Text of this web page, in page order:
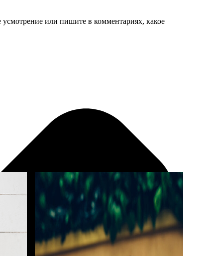
или пишите в комментариях, какое